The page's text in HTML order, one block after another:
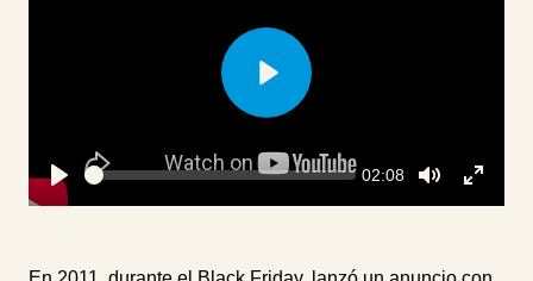
l
y
P
S
e
C
r
t
02:08